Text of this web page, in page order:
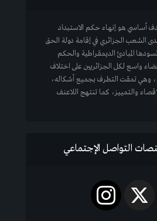
أساسي هو إنهاء حكم الاستبداد
الشعب الجزائري في إقامة دولة الحق
المبادئ الديمقراطية والحكم
واسع لكل الجزائريين على اختلاف
وهي تمقت التطرف بجميع أشكاله،
والتمييز، كما تنتهج اللاعنف
التواصل الإجتماعي